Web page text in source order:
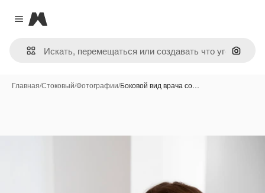
Close menu
Magnific
Поиск
Главная/Стоковый/Фотографии/Боковой вид врача со…